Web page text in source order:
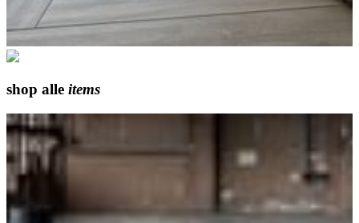
shop alle items